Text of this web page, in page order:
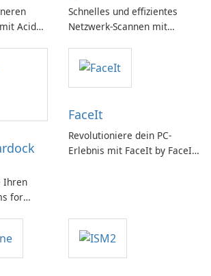
Acid
Schnelles und effizientes
Netzwerk-Scannen mit
Ihren
for
FaceIt
Revolutioniere dein PC-
Erlebnis mit FaceIt by FaceIt